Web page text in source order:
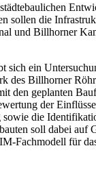
sollen die
und Billhorner
sich ein
des Billhorner
den geplanten
der
sowie die
soll dabei auf
Fachmodell für